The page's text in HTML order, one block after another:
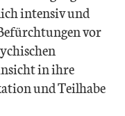
intensiv und
vor
in ihre
und Teilhabe